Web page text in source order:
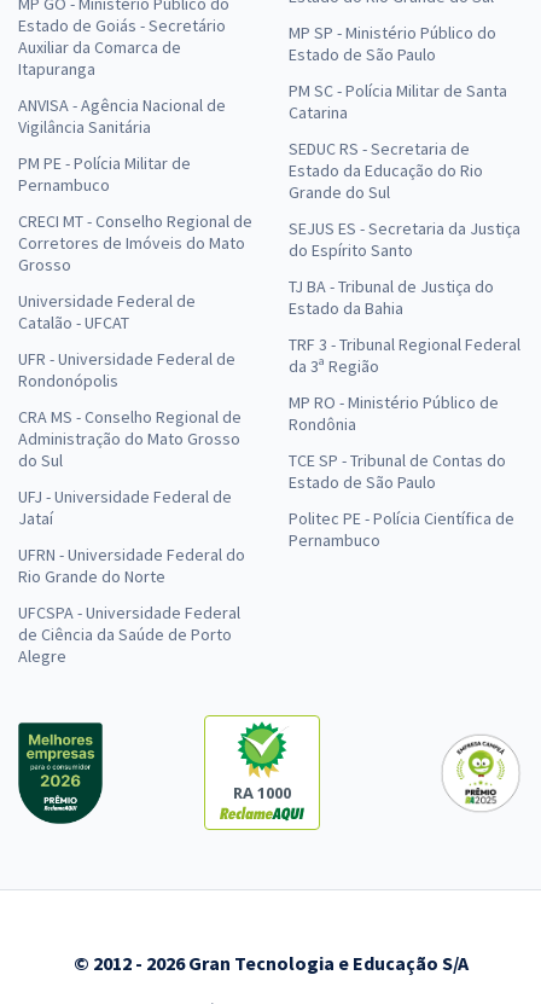
Estado de Goiás - Secretário
Auxiliar da Comarca de
Itapuranga
ANVISA - Agência Nacional de
Vigilância Sanitária
PM PE - Polícia Militar de
Pernambuco
CRECI MT - Conselho Regional de
Corretores de Imóveis do Mato
Grosso
Universidade Federal de
Catalão - UFCAT
UFR - Universidade Federal de
Rondonópolis
CRA MS - Conselho Regional de
Administração do Mato Grosso
do Sul
UFJ - Universidade Federal de
Jataí
UFRN - Universidade Federal do
Rio Grande do Norte
UFCSPA - Universidade Federal
de Ciência da Saúde de Porto
Alegre
MP SP - Ministério Público do
Estado de São Paulo
PM SC - Polícia Militar de Santa
Catarina
SEDUC RS - Secretaria de
Estado da Educação do Rio
Grande do Sul
SEJUS ES - Secretaria da Justiça
do Espírito Santo
TJ BA - Tribunal de Justiça do
Estado da Bahia
TRF 3 - Tribunal Regional Federal
da 3ª Região
MP RO - Ministério Público de
Rondônia
TCE SP - Tribunal de Contas do
Estado de São Paulo
Politec PE - Polícia Científica de
Pernambuco
RA 1000
© 2012 - 2026 Gran Tecnologia e Educação S/A